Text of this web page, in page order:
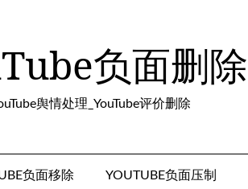
负面删除
舆情处理_YouTube评价删除
负面移除 YOUTUBE负面压制